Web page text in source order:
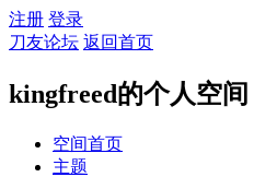
注册 登录
刀友论坛 返回首页
kingfreed的个人空间
空间首页
主题